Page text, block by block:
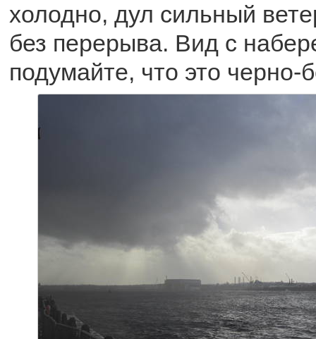
холодно, дул сильный
без перерыва. Вид с
подумайте, что это черно-